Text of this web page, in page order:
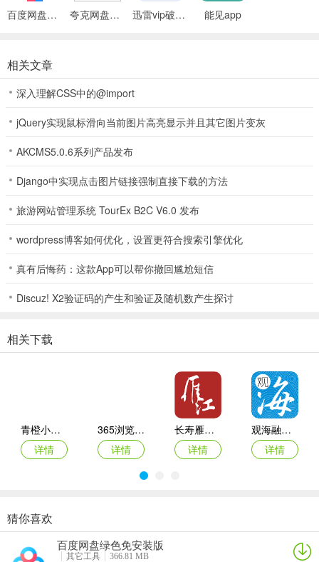
定期推送能源行业最顶级专家及能源企业高层的观点、评论、视频，
将汇总整合国内外能源行业重点的指数及重要数据，如WTI原油价
格、布伦特原油价格、环渤海动力煤指数、全国发电量、用电量等关
v7.0.0版本
1、【改版】能见APP 7.0版本上线，新增能见寻标，体验全面升级；
源市场商机，大数据赋能企业增长
3、【新增】招标信息订阅，设置项目筛选条件，实时推送
百度网盘绿色免安装Pc电脑版 夸克网盘官方正式版 迅雷vip破解版永久会员2024版 能见app
相关文章
深入理解CSS中的@import
jQuery实现鼠标滑向当前图片高亮显示并且其它图片变灰
AKCMS5.0.6系列产品发布
Django中实现点击图片链接强制直接下载的方法
旅游网站管理系统 TourEx B2C V6.0 发布
wordpress博客如何优化，设置更符合搜索引擎优化
真有后悔药：这款App可以帮你撤回尴尬短信
Discuz! X2验证码的产生和验证及随机数产生探讨
相关下载
青橙小说App
详情
365浏览器大全2026最新版本
详情
长寿雁江安卓版
详情
观海融媒官方版
详情
读特探索版手机客户端
详情
隐暂app
详情
新京报数字版客户端
汤圆全本小说官方版
猜你喜欢
百度网盘绿色免安装版
其它工具
366.81 MB